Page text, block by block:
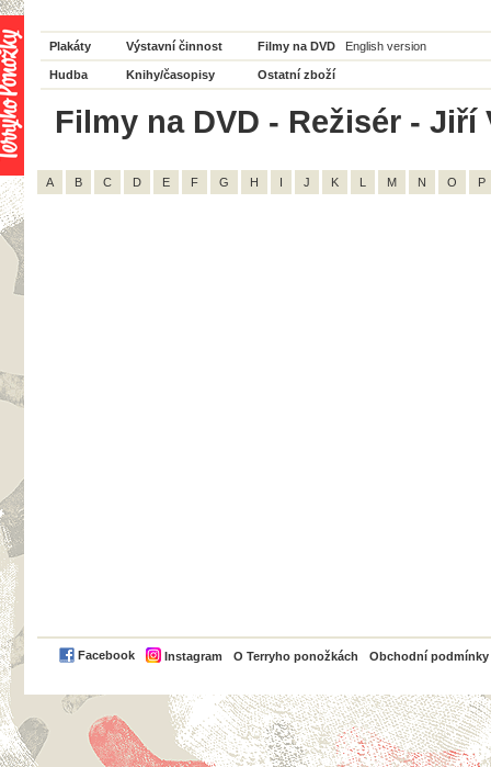
Plakáty Výstavní činnost Filmy na DVD English version
Hudba Knihy/časopisy Ostatní zboží
Filmy na DVD - Režisér - Jiří
A B C D E F G H I J K L M N O P
Facebook Instagram O Terryho ponožkách Obchodní podmínky
PayPal